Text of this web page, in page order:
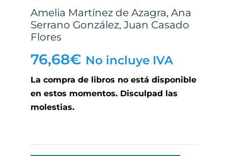
Amelia Martínez de Azagra, Ana
Serrano González, Juan Casado
Flores
76,68€ No incluye IVA
La compra de libros no está disponible
en estos momentos. Disculpad las
molestias.